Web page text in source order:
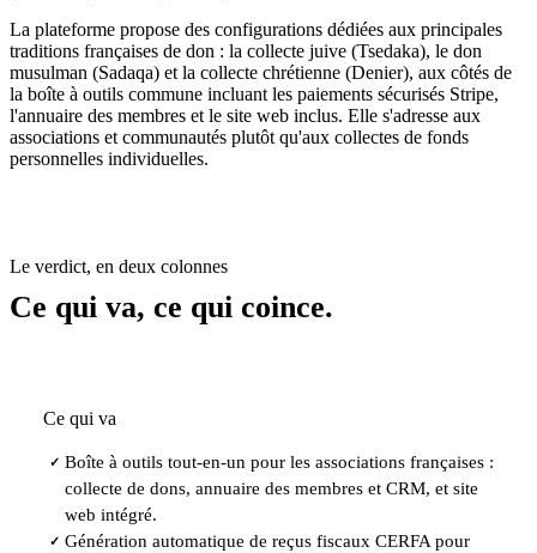
La plateforme propose des configurations dédiées aux principales
traditions françaises de don : la collecte juive (Tsedaka), le don
musulman (Sadaqa) et la collecte chrétienne (Denier), aux côtés de
la boîte à outils commune incluant les paiements sécurisés Stripe,
l'annuaire des membres et le site web inclus. Elle s'adresse aux
associations et communautés plutôt qu'aux collectes de fonds
personnelles individuelles.
Le verdict, en deux colonnes
Ce qui va, ce qui coince.
Ce qui va
✓ Boîte à outils tout-en-un pour les associations françaises :
collecte de dons, annuaire des membres et CRM, et site
web intégré.
✓ Génération automatique de reçus fiscaux CERFA pour